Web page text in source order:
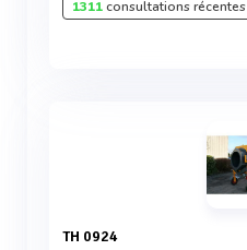
1311consultations récentes
TH 0924